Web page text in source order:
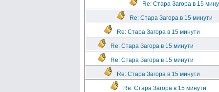
Re: Стара Загора в 15
Re: Стара Загора в 15 минути
Re: Стара Загора в 15 минути
Re: Стара Загора в 15 минути
Re: Стара Загора в 15 минути
Re: Стара Загора в 15 минути
Re: Стара Загора в 15 минути